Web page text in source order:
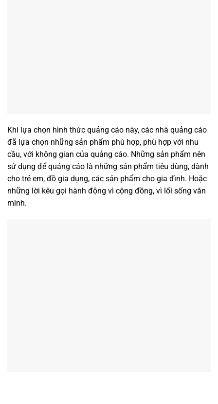
Khi lựa chọn hình thức quảng cáo này, các nhà quảng cáo
đã lựa chọn những sản phẩm phù hợp, phù hợp với nhu
cầu, với không gian của quảng cáo. Những sản phẩm nên
sử dụng để quảng cáo là những sản phẩm tiêu dùng, dành
cho trẻ em, đồ gia dụng, các sản phẩm cho gia đình. Hoặc
những lời kêu gọi hành động vì cộng đồng, vì lối sống văn
minh.